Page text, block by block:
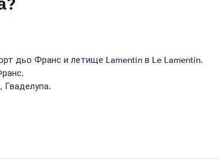
дьо Франс и летище Lamentin в Le Lamentin.
Гваделупа.